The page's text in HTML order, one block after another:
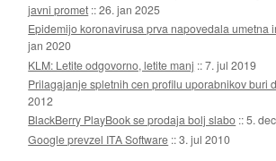
javni promet ::26. jan 2025
Epidemijo koronavirusa prva napovedala umetna
jan 2020
KLM: Letite odgovorno, letite manj ::7. jul 2019
Prilagajanje spletnih cen profilu uporabnikov buri
2012
BlackBerry PlayBook se prodaja bolj slabo ::5.
Google prevzel ITA Software ::3. jul 2010